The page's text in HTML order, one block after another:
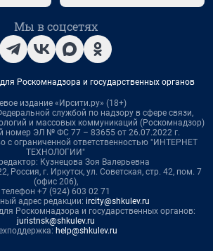
Мы в соцсетях
Роскомнадзора и государственных органов
издание «Ирсити.ру» (18+)
службой по надзору в сфере связи,
и массовых коммуникаций (Роскомнадзор)
номер ЭЛ № ФС 77 – 83655 от 26.07.2022 г.
с ограниченной ответственностью "ИНТЕРНЕТ
ТЕХНОЛОГИИ"
Кузнецова Зоя Валерьевна
Россия, г. Иркутск, ул. Советская, стр. 42, пом. 7
(офис 206),
телефон +7 (924) 603 02 71
адрес редакции: ircity@shkulev.ru
Роскомнадзора и государственных органов:
juristnsk@shkulev.ru
help@shkulev.ru